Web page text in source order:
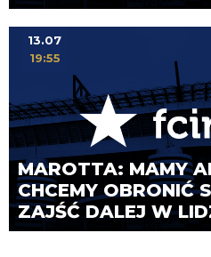
MAROTTA: MAMY
CHCEMY OBRONIĆ
ZAJŚĆ DALEJ W
13.07
19:55